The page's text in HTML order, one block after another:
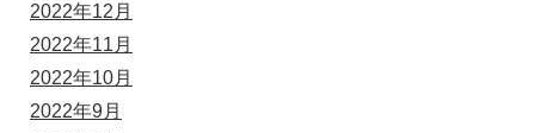
2022年12月
2022年11月
2022年10月
2022年9月